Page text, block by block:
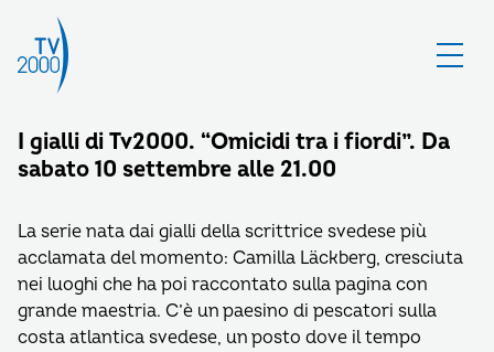
I gialli di Tv2000. “Omicidi tra i fiordi”. Da
sabato 10 settembre alle 21.00
La serie nata dai gialli della scrittrice svedese più
acclamata del momento: Camilla Läckberg, cresciuta
nei luoghi che ha poi raccontato sulla pagina con
grande maestria. C’è un paesino di pescatori sulla
costa atlantica svedese, un posto dove il tempo